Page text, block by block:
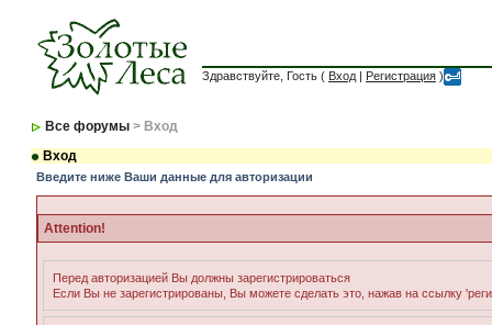
Здравствуйте, Гость ( Вход | Регистрация )
Все форумы > Вход
Вход
Введите ниже Ваши данные для авторизации
Attention!
Перед авторизацией Вы должны зарегистрироваться
Если Вы не зарегистрированы, Вы можете сделать это, нажав на ссылку